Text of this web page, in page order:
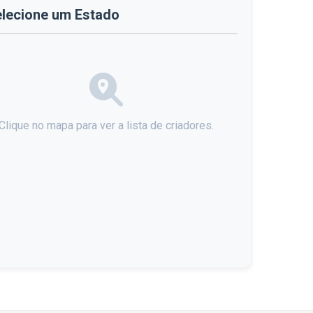
um Estado
no mapa para ver a lista de criadores.